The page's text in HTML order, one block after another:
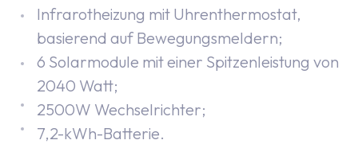
Infrarotheizung mit Uhrenthermostat,
basierend auf Bewegungsmeldern;
6 Solarmodule mit einer Spitzenleistung von
2040 Watt;
2500W Wechselrichter;
7,2-kWh-Batterie.